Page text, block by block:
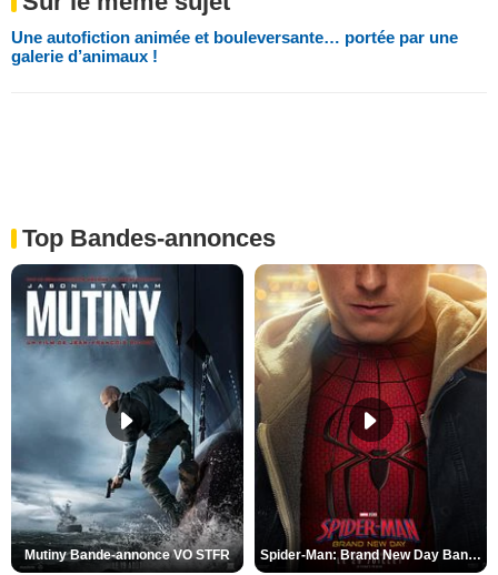
Une autofiction animée et bouleversante… portée par une
galerie d’animaux !
Top Bandes-annonces
Mutiny Bande-annonce VO STFR Spider-Man: Brand New Day Bande-annonce VO STFR